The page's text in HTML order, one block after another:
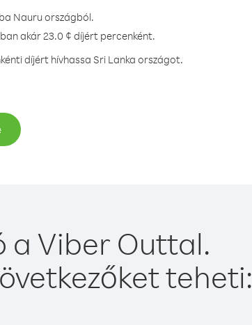
Nauru országból.
akár 23.0 ¢ díjért percenként.
díjért hívhassa Sri Lanka országot.
a Viber Outtal.
teheti: